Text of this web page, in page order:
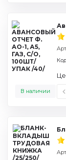
В наличии